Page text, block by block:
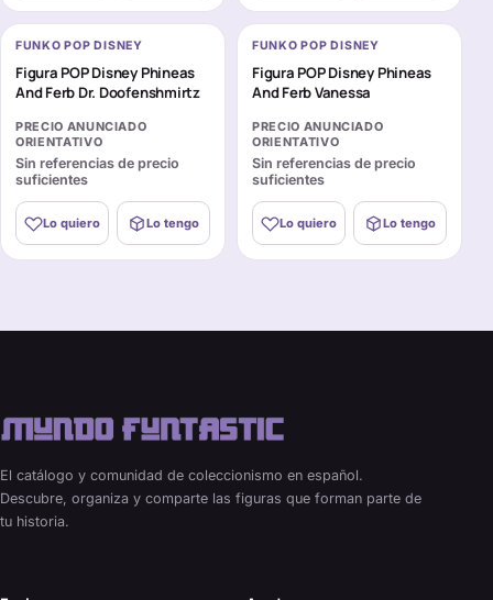
FUNKO POP DISNEY
Figura POP Disney Phineas
And Ferb Dr. Doofenshmirtz
PRECIO ANUNCIADO
ORIENTATIVO
Sin referencias de precio
suficientes
Lo quiero Lo tengo
FUNKO POP DISNEY
Figura POP Disney Phineas
And Ferb Vanessa
PRECIO ANUNCIADO
ORIENTATIVO
Sin referencias de precio
suficientes
Lo quiero Lo tengo
El catálogo y comunidad de coleccionismo en español.
Descubre, organiza y comparte las figuras que forman parte de
tu historia.